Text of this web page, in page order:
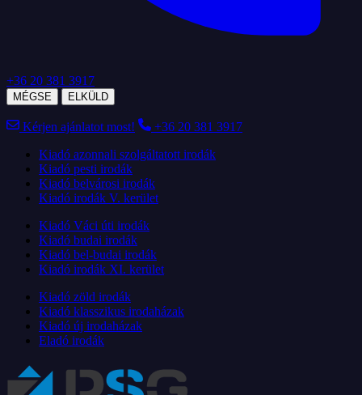
+36 20 381 3917
MÉGSE ELKÜLD
Kérjen ajánlatot most!
+36 20 381 3917
Kiadó azonnali szolgáltatott irodák
Kiadó pesti irodák
Kiadó belvárosi irodák
Kiadó irodák V. kerület
Kiadó Váci úti irodák
Kiadó budai irodák
Kiadó bel-budai irodák
Kiadó irodák XI. kerület
Kiadó zöld irodák
Kiadó klasszikus irodaházak
Kiadó új irodaházak
Eladó irodák